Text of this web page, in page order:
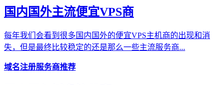
国内国外主流便宜VPS商
每年我们会看到很多国内国外的便宜VPS主机商的出现和消
失，但是最终比较稳定的还是那么一些主流服务商...
域名注册服务商推荐